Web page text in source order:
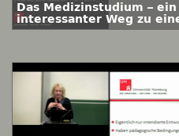
Das Medizinstudium –
interessanter Weg zu